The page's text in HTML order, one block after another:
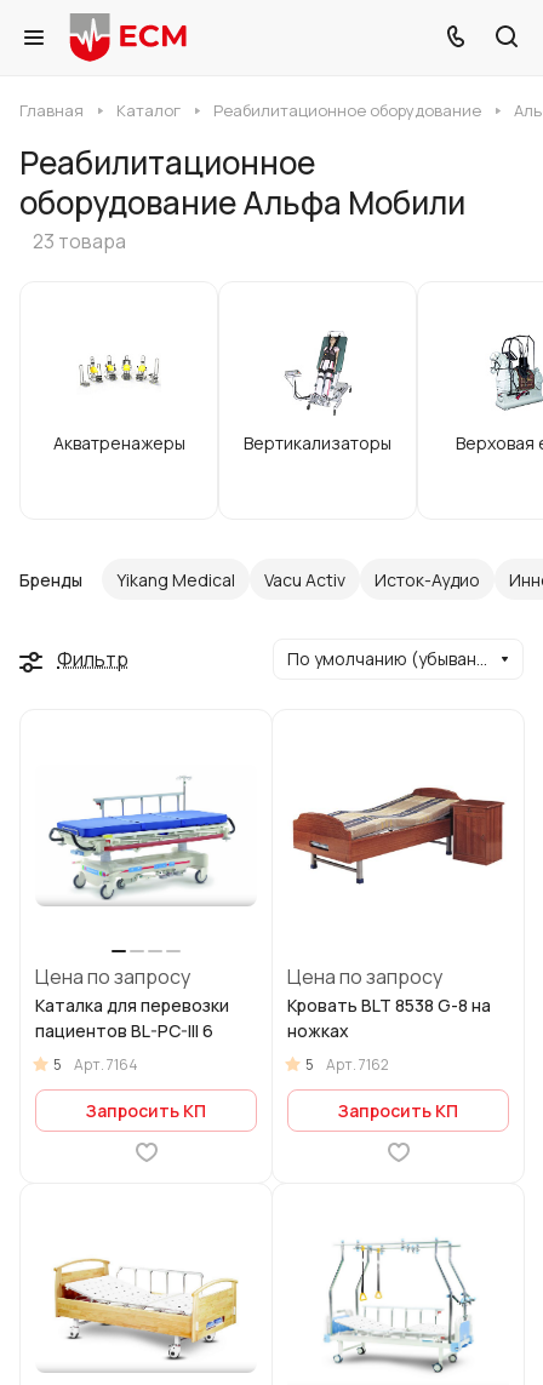
Главная Каталог Реабилитационное оборудование
Реабилитационное
оборудование Альфа Мобили
23 товара
Акватренажеры Вертикализаторы Верховая
Бренды Yikang Medical Vacu Activ Исток-Аудио
Фильтр По умолчанию (убывание)
Цена по запросу
Каталка для перевозки
пациентов BL-PC-III 6
5 Арт.7164
Запросить КП
Цена по запросу
Кровать BLT 8538 G-8 на
ножках
5 Арт.7162
Запросить КП